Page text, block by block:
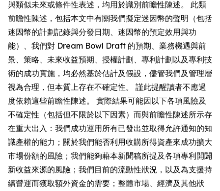
與類似未來或條件性表述，均用於識別前瞻性陳述。 此類
前瞻性陳述，包括本文中有關我們擬定迷因幣的聲明（包括
迷因幣的計劃記錄與分發日期、迷因幣的預定效用與功
能）、我們對 Dream Bowl Draft 的預期、業務機遇與前
景、策略、未來收益預期、授權計劃、專利計劃以及專利技
術的成功實施，均必然基於估計及假設，儘管我們及管理層
視為合理，但本質上存在不確定性。 謹此提醒讀者不應過
度依賴這些前瞻性陳述。 實際結果可能因以下各項風險及
不確定性（包括但不限於以下因素）而與前瞻性陳述所示存
在重大出入：我們成功運用所有已發出並取得允許通知的知
識產權的能力；關於我們能否利用收購所得資產來成功擴大
市場份額的風險；我們能夠藉本新聞稿所提及各項專利開闢
新收益來源的風險；我們目前的流動性狀況，以及為支援持
續營運而獲取額外資金的需要；整體市場、經濟及其他狀